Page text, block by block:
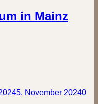
in Mainz
5. November 20240